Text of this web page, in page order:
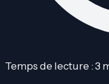
Temps de lecture : 3